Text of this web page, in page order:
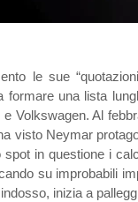
le sue
formare una lista
Volkswagen. Al
visto Neymar
spot in questione i
su improbabili
inizia a